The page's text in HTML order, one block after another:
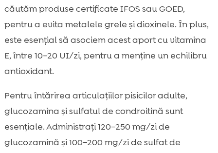
căutăm produse certificate IFOS sau GOED,
pentru a evita metalele grele și dioxinele. În plus,
este esențial să asociem acest aport cu vitamina
E, între 10–20 UI/zi, pentru a menține un echilibru
antioxidant.
Pentru întărirea articulațiilor pisicilor adulte,
glucozamina și sulfatul de condroitină sunt
esențiale. Administrați 120–250 mg/zi de
glucozamină și 100–200 mg/zi de sulfat de